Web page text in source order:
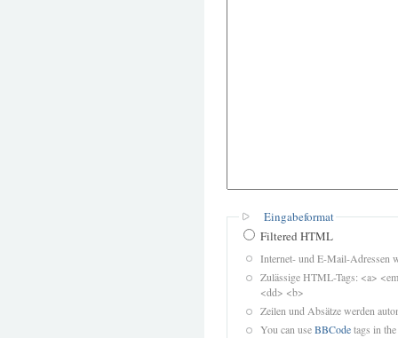
Eingabeformat
Filtered HTML
Internet- und E-Mail-Adressen
Zulässige HTML-Tags: <a>
<dd> <b>
Zeilen und Absätze werden
You can useBBCodetags in